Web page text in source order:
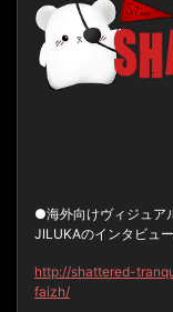
●海外向けヴィジュア
JILUKAのインタビュ
http://shattered-
faizh/